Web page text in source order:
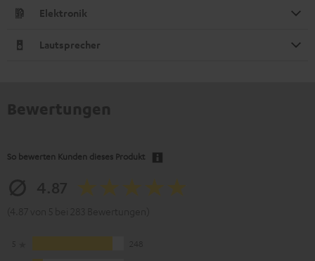
Elektronik
Lautsprecher
So bewerten Kunden dieses Produkt